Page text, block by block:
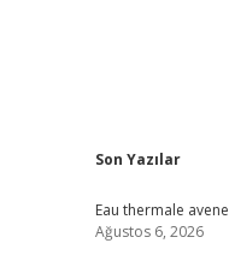
Son Yazılar
Eau thermale
Ağustos 6, 2026